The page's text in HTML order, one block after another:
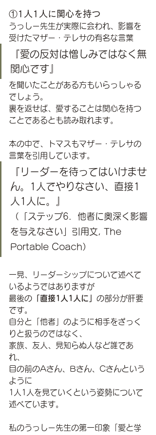
①1人1人に関心を持つ
うっしー先生が実際に会われ、影響を
受けたマザー・テレサの有名な言葉
『愛の反対は憎しみではなく無
関心です』
を聞いたことがある方もいらっしゃる
でしょう。
裏を返せば、愛することは関心を持つ
ことであるとも読み取れます。
本の中で、トマスもマザー・テレサの
言葉を引用しています。
『リーダーを待ってはいけませ
ん。1人でやりなさい、直接1
人1人に。』
（「ステップ6．他者に奥深く影響
を与えなさい」引用文, The
Portable Coach）
一見、リーダーシップについて述べて
いるようではありますが
最後の 「直接1人1人に」 の部分が肝要
です。
自分と「他者」のように相手をざっく
りと扱うのではなく、
家族、友人、見知らぬ人など誰であ
れ、
目の前のAさん、Bさん、Cさんという
ように
1人1人を見ていくという姿勢について
述べています。
私のうっしー先生の第一印象「愛と学